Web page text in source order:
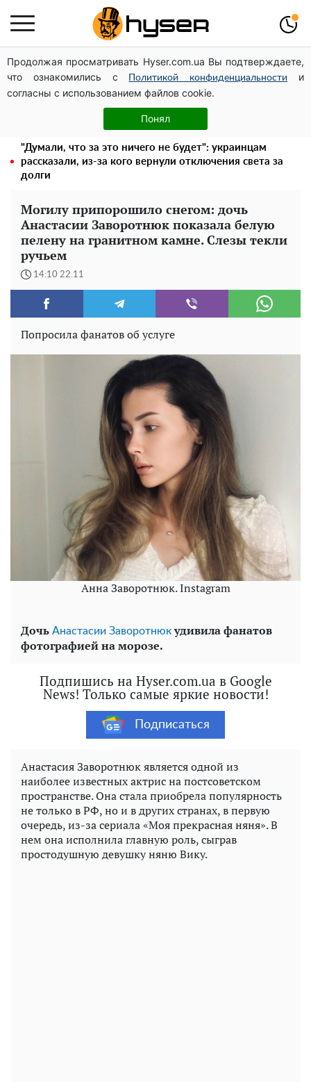
Продолжая просматривать Hyser.com.ua Вы подтверждаете,
что ознакомились с
Политикой конфиденциальности
и
согласны с использованием файлов cookie.
Понял
Дроны с наценкой: Александр Конотопский вывел
миллионы оборонного бюджета через фиктивную
фирму в Эстонии
Елена Тополя слив видео – это далеко не все:
фронтмен "Антитела" Тарас Тополя стал следующим
"Думали, что за это ничего не будет": украинцам
рассказали, из-за кого вернули отключения света за
долги
Могилу припорошило снегом: дочь
Анастасии Заворотнюк показала белую
пелену на гранитном камне. Слезы текли
ручьем
14:10 22.11
Попросила фанатов об услуге
Анна Заворотнюк. Instagram
Дочь Анастасии Заворотнюкудивила фанатов
фотографией на морозе.
Подпишись на Hyser.com.ua в Google
News! Только самые яркие новости!
Подписаться
Анастасия Заворотнюк является одной из
наиболее известных актрис на постсоветском
пространстве. Она стала приобрела популярность
не только в РФ, но и в других странах, в первую
очередь, из-за сериала «Моя прекрасная няня». В
нем она исполнила главную роль, сыграв
простодушную девушку няню Вику.